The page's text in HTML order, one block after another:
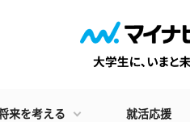
来を考える 就活応援